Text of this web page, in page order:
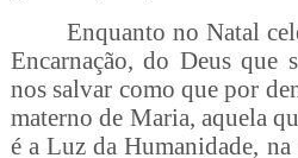
Enquanto no Natal
Encarnação, do Deus que
nos salvar como que por
materno de Maria, aquela
é a Luz da Humanidade,